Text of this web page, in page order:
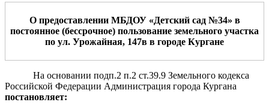
О предоставлении МБДОУ«Детский сад №34» в
постоянное (бессрочное) пользование земельного участка
по ул. Урожайная, 147в в городе Кургане
На основании подп.2 п.2 ст.39.9 Земельного кодекса
Российской Федерации Администрация города Кургана
постановляет: